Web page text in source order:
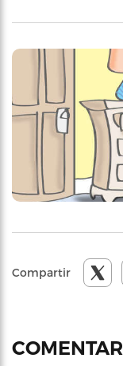
Compartir